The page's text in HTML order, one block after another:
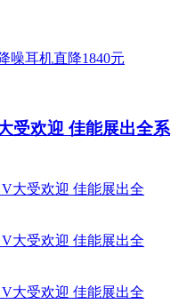
受欢迎 佳能展出全系